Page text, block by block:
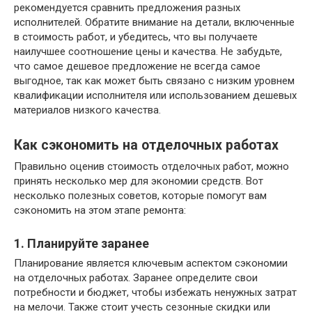
рекомендуется сравнить предложения разных
исполнителей. Обратите внимание на детали, включенные
в стоимость работ, и убедитесь, что вы получаете
наилучшее соотношение цены и качества. Не забудьте,
что самое дешевое предложение не всегда самое
выгодное, так как может быть связано с низким уровнем
квалификации исполнителя или использованием дешевых
материалов низкого качества.
Как сэкономить на отделочных работах
Правильно оценив стоимость отделочных работ, можно
принять несколько мер для экономии средств. Вот
несколько полезных советов, которые помогут вам
сэкономить на этом этапе ремонта:
1. Планируйте заранее
Планирование является ключевым аспектом сэкономии
на отделочных работах. Заранее определите свои
потребности и бюджет, чтобы избежать ненужных затрат
на мелочи. Также стоит учесть сезонные скидки или